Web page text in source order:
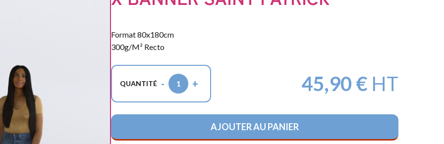
&
DÉPARTEMENTS
D’OUTRE-
MER
Format 80x180cm
300g/M² Recto
QUANTITÉ - 1 + 45,90 € HT
AJOUTER AU PANIER